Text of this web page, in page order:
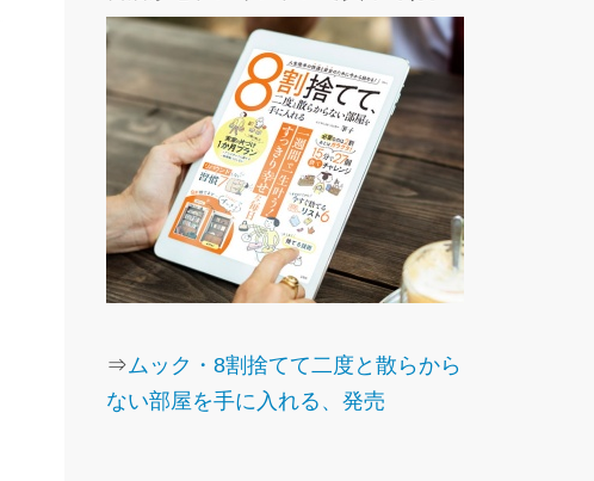
⇒ムック・8割捨てて二度と散らから
ない部屋を手に入れる、発売